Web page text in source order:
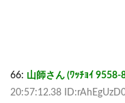
66: 山師さん (ﾜｯﾁｮｲ
20:57:12.38